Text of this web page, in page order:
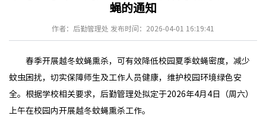
蝇的通知
作者：后勤管理处 发布时间：2026-04-01 16:19:41
春季开展越冬蚊蝇熏杀，可有效降低校园夏季蚊蝇密度，减少
蚊虫困扰，切实保障师生及工作人员健康，维护校园环境绿色安
全。根据学校相关要求，后勤管理处拟定于2026年4月4日（周六）
上午在校园内开展越冬蚊蝇熏杀工作。